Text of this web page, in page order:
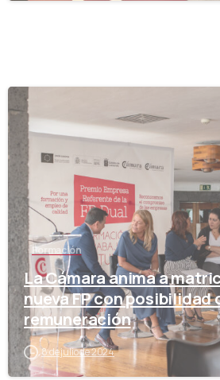
Formación
La Cámara anima a
nueva FP con posibilidad
remuneración
8 de julio de 2024